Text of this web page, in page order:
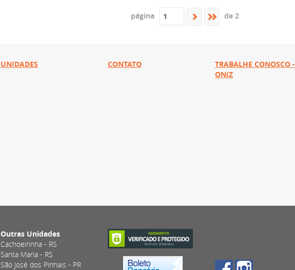
página de 2
UNIDADES CONTATO
TRABALHE CONOSCO -
ONIZ
Outras Unidades
Cachoeirinha - RS
Santa Maria - RS
São José dos Pinhais - PR